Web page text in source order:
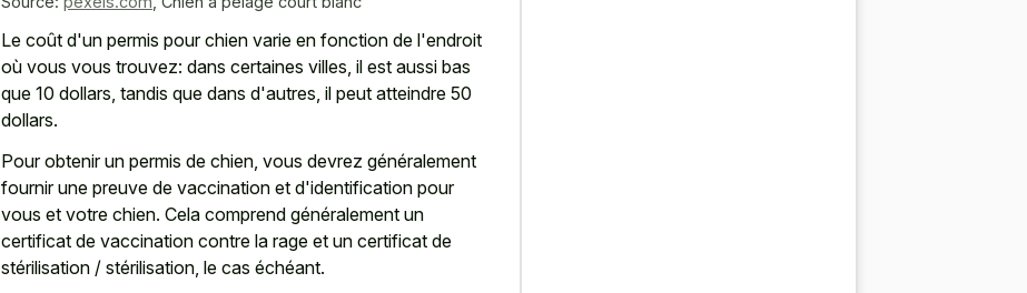
Le coût d'un permis pour chien varie en fonction de l'endroit
où vous vous trouvez: dans certaines villes, il est aussi bas
que 10 dollars, tandis que dans d'autres, il peut atteindre 50
dollars.
Pour obtenir un permis de chien, vous devrez généralement
fournir une preuve de vaccination et d'identification pour
vous et votre chien. Cela comprend généralement un
certificat de vaccination contre la rage et un certificat de
stérilisation / stérilisation, le cas échéant.